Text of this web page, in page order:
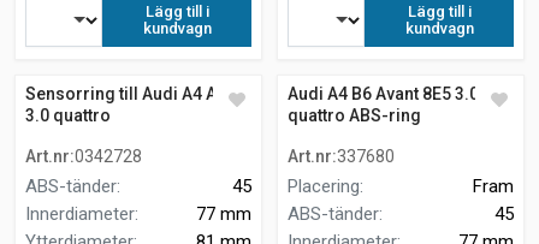
Lägg till i
kundvagn
Lägg till i
kundvagn
Sensorring till Audi A4 Avant
3.0 quattro
Art.nr:0342728
ABS-tänder:
45
Innerdiameter:
77 mm
Audi A4 B6 Avant 8E5 3.0
quattro ABS-ring
Art.nr:337680
Placering:
Fram
ABS-tänder:
45